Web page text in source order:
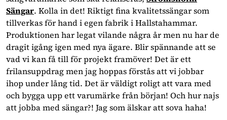
Sängar. Kolla in det! Riktigt fina kvalitetssängar som
tillverkas för hand i egen fabrik i Hallstahammar.
Produktionen har legat vilande några år men nu har de
dragit igång igen med nya ägare. Blir spännande att se
vad vi kan få till för projekt framöver! Det är ett
frilansuppdrag men jag hoppas förstås att vi jobbar
ihop under lång tid. Det är väldigt roligt att vara med
och bygga upp ett varumärke från början! Och hur najs
att jobba med sängar?! Jag som älskar att sova haha!